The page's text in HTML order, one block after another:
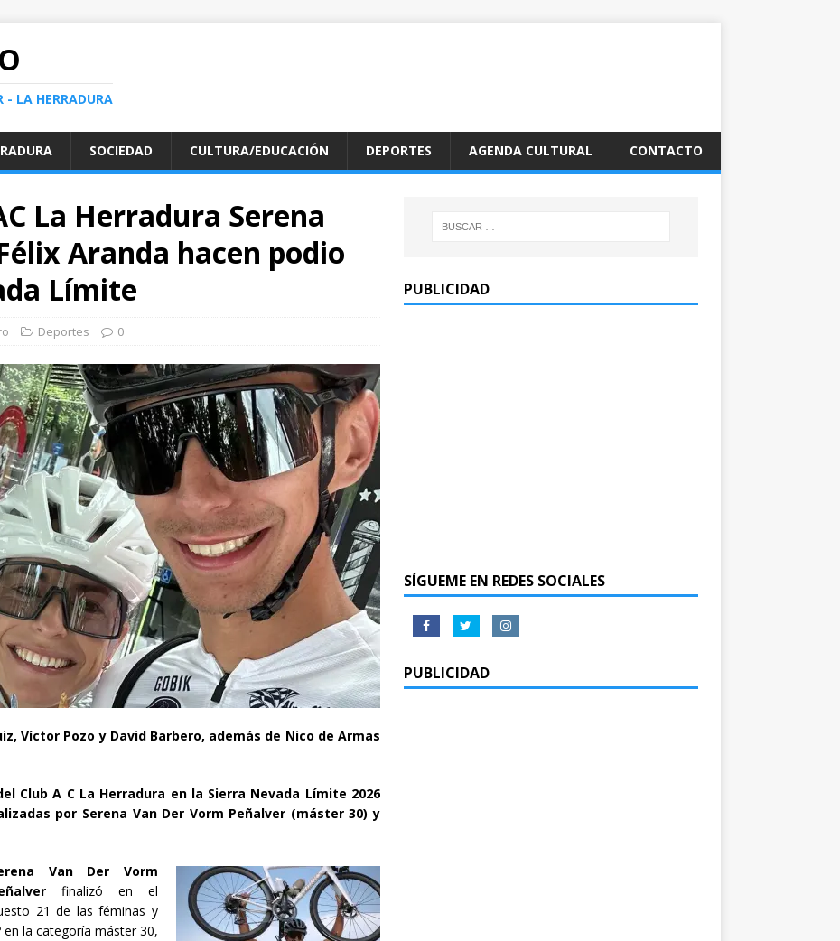
- LA HERRADURA
SOCIEDAD CULTURA/EDUCACIÓN DEPORTES AGENDA CULTURAL CONTACTO
La Herradura Serena
Aranda hacen podio
Límite
Deportes 0
Víctor Pozo y David Barbero, además de Nico de Armas
Club A C La Herradura en la Sierra Nevada Límite 2026
por Serena Van Der Vorm Peñalver (máster 30) y
Van Der Vorm
finalizó en el
21 de las féminas y
en la categoría máster 30,
PUBLICIDAD
SÍGUEME EN REDES SOCIALES
PUBLICIDAD